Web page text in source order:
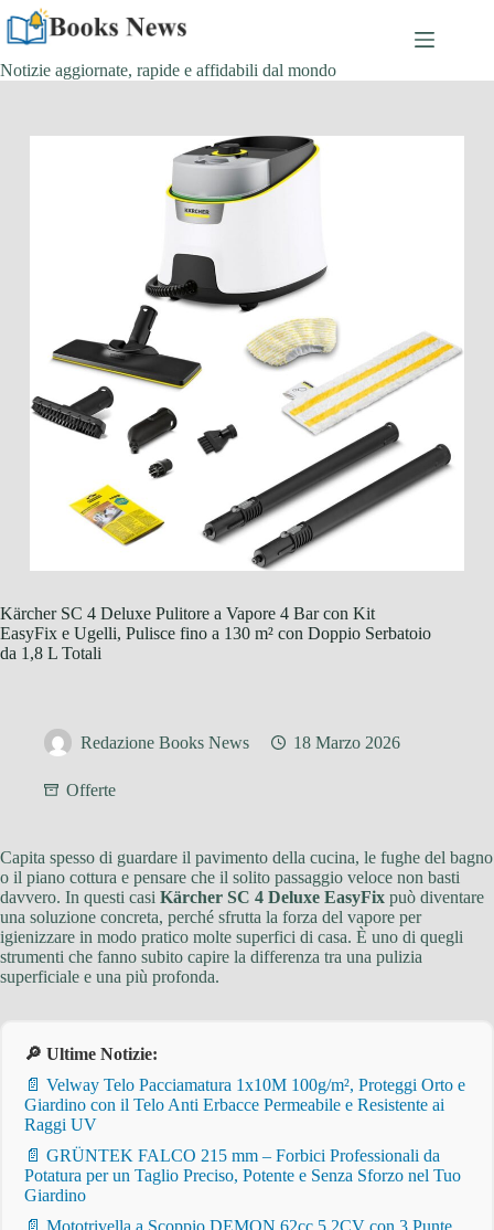
contenuto
Notizie aggiornate, rapide e affidabili dal mondo
Kärcher SC 4 Deluxe Pulitore a Vapore 4 Bar con Kit
EasyFix e Ugelli, Pulisce fino a 130 m² con Doppio Serbatoio
da 1,8 L Totali
Redazione Books News 18 Marzo 2026
Offerte
Capita spesso di guardare il pavimento della cucina, le fughe del bagno
o il piano cottura e pensare che il solito passaggio veloce non basti
davvero. In questi casi Kärcher SC 4 Deluxe EasyFix può diventare
una soluzione concreta, perché sfrutta la forza del vapore per
igienizzare in modo pratico molte superfici di casa. È uno di quegli
strumenti che fanno subito capire la differenza tra una pulizia
superficiale e una più profonda.
🔎 Ultime Notizie:
📄 Velway Telo Pacciamatura 1x10M 100g/m², Proteggi Orto e
Giardino con il Telo Anti Erbacce Permeabile e Resistente ai
Raggi UV
📄 GRÜNTEK FALCO 215 mm – Forbici Professionali da
Potatura per un Taglio Preciso, Potente e Senza Sforzo nel Tuo
Giardino
📄 Mototrivella a Scoppio DEMON 62cc 5,2CV con 3 Punte